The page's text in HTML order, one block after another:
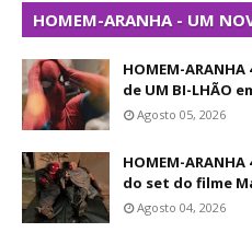
HOMEM-ARANHA - UM
HOMEM-
de UM BI-LHÃO
Agosto 05, 2026
HOMEM-
do set do filme
Agosto 04, 2026